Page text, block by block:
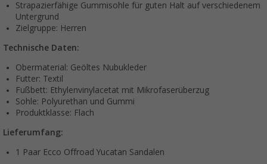
Strapazierfähige Gummisohle für guten Halt auf verschiedenem
Untergrund
Zielgruppe: Herren
Technische Daten:
Obermaterial: Geöltes Nubukleder
Futter: Textil
Fußbett: Ethylenvinylacetat mit Mikrofaserüberzug
Sohle: Polyurethan und Gummi
Produktklasse: Flach
Lieferumfang:
1 Paar Ecco Offroad Yucatan Sandalen